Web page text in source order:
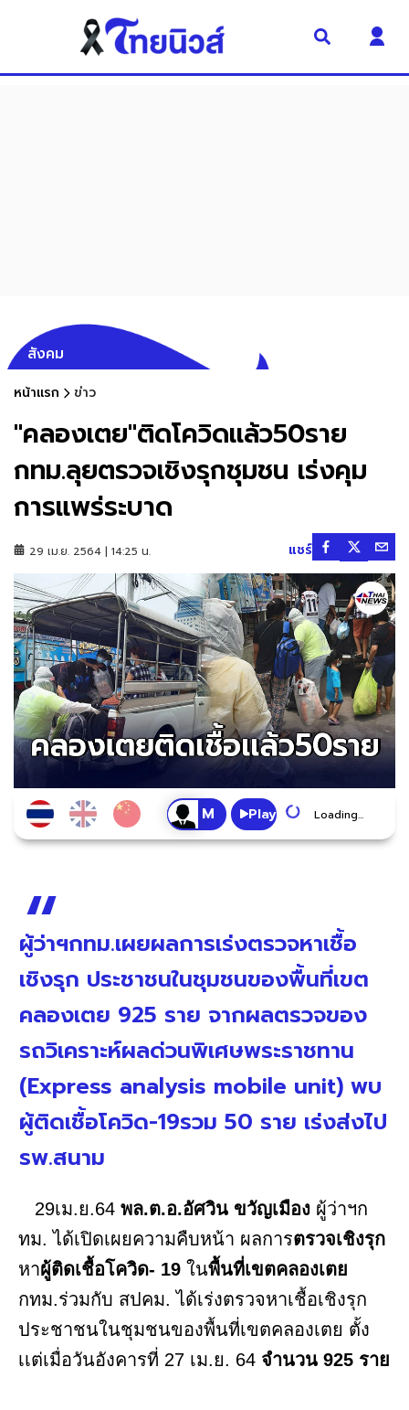
สังคม
หน้าแรก ข่าว
"คลองเตย"ติดโควิดเเล้ว50ราย
กทม.ลุยตรวจเชิงรุกชุมชน เร่งคุม
การแพร่ระบาด
29 เม.ย. 2564 | 14:25 น. แชร์
Play Loading...
ผู้ว่าฯกทม.เผยผลการเร่งตรวจหาเชื้อ
เชิงรุก ประชาชนในชุมชนของพื้นที่เขต
คลองเตย 925 ราย จากผลตรวจของ
รถวิเคราะห์ผลด่วนพิเศษพระราชทาน
(Express analysis mobile unit) พบ
ผู้ติดเชื้อโควิด-19รวม 50 ราย เร่งส่งไป
รพ.สนาม
29เม.ย.64 พล.ต.อ.อัศวิน ขวัญเมือง ผู้ว่าฯก
ทม. ได้เปิดเผยความคืบหน้า ผลการตรวจเชิงรุก
หาผู้ติดเชื้อโควิด- 19 ในพื้นที่เขตคลองเตย
กทม.ร่วมกับ สปคม. ได้เร่งตรวจหาเชื้อเชิงรุก
ประชาชนในชุมชนของพื้นที่เขตคลองเตย ตั้ง
เเต่เมื่อวันอังคารที่ 27 เม.ย. 64 จำนวน 925 ราย